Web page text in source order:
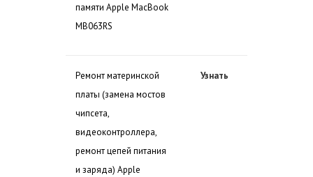
памяти Apple MacBook
MB063RS
Ремонт материнской
платы (замена мостов
чипсета,
видеоконтроллера,
ремонт цепей питания
и заряда) Apple
Узнать